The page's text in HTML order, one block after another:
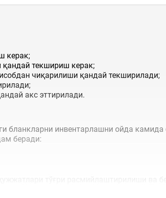
керак;
қандай текшириш керак;
чиқарилиши қандай текширилади;
акс эттирилади.
бланкларни инвентарлашни ойда камида
беради: